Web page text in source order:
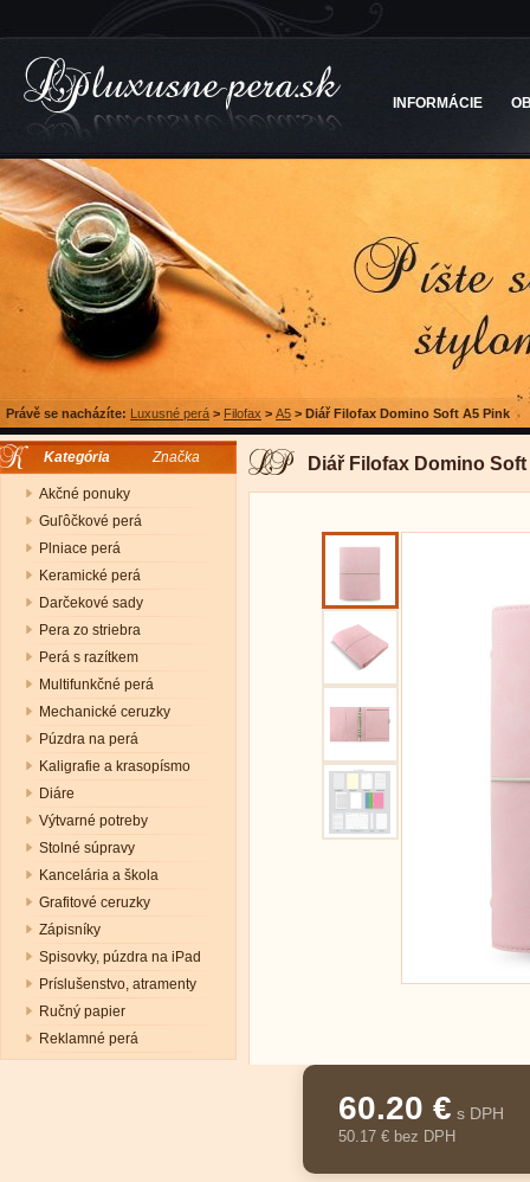
INFORMÁCIE
Právě se nacházíte: Luxusné perá > Filofax > A5 > Diář Filofax Domino Soft A5 Pink
Kategória Značka
Akčné ponuky
Guľôčkové perá
Plniace perá
Keramické perá
Darčekové sady
Pera zo striebra
Perá s razítkem
Multifunkčné perá
Mechanické ceruzky
Púzdra na perá
Kaligrafie a krasopísmo
Diáre
Výtvarné potreby
Stolné súpravy
Kancelária a škola
Grafitové ceruzky
Zápisníky
Spisovky, púzdra na iPad
Príslušenstvo, atramenty
Ručný papier
Reklamné perá
Diář Filofax Domino
60.20 € s DPH
50.17 € bez DPH